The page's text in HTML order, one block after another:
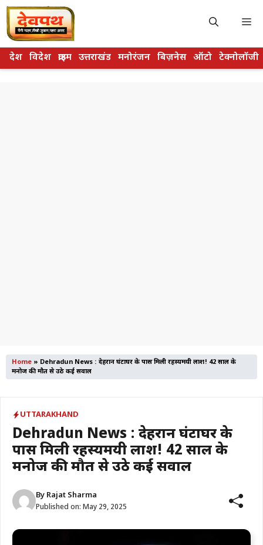
Skip
to
content
देश विदेश क्राइम उत्तराखंड मनोरंजन बिज़नेस ऑटो टेक्नोलॉजी
Home » Dehradun News : देहरादून घंटाघर के पास मिली रहस्यमयी लाश! 42 साल के
मनोज की मौत से उठे कई सवाल
UTTARAKHAND
Dehradun News : देहरादून घंटाघर के
पास मिली रहस्यमयी लाश! 42 साल के
मनोज की मौत से उठे कई सवाल
By Rajat Sharma
Published on: May 29, 2025